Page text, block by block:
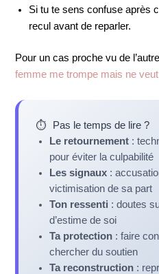
Si tu te sens confuse après
recul avant de reparler.
Pour un cas proche vu de
femme me trompe mais ne veut
⏱️
Pas le temps de lire ?
Le retournement :
pour éviter la culpabilité
Les signaux :
victimisation de sa part
Ton ressenti : doutes
d’estime de soi
Ta protection : faire
chercher du soutien
Ta reconstruction :